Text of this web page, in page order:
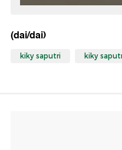
(dai/dai)
kiky saputri kiky